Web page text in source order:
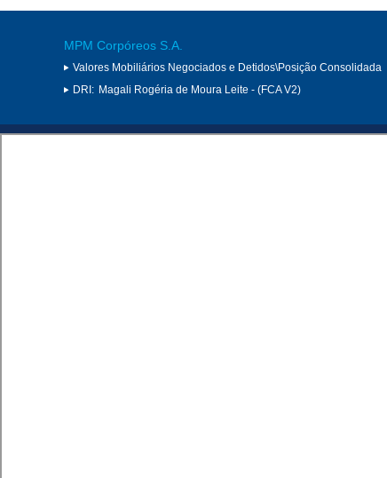
MPM Corpóreos S.A.
Valores Mobiliários Negociados e Detidos\Posição Consolidada
DRI: Magali Rogéria de Moura Leite - (FCA V2)